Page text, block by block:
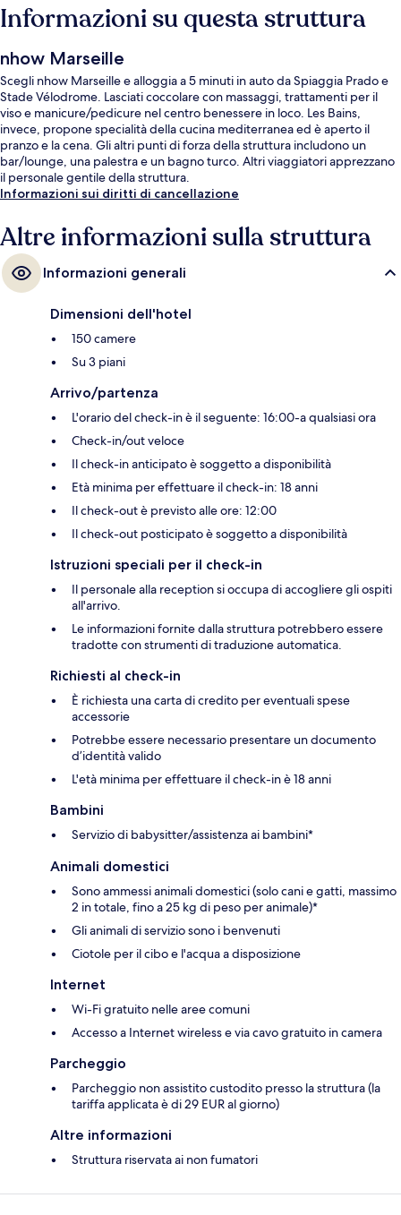
Informazioni su questa struttura
nhow Marseille
Scegli nhow Marseille e alloggia a 5 minuti in auto da Spiaggia Prado e
Stade Vélodrome. Lasciati coccolare con massaggi, trattamenti per il
viso e manicure/pedicure nel centro benessere in loco. Les Bains,
invece, propone specialità della cucina mediterranea ed è aperto il
pranzo e la cena. Gli altri punti di forza della struttura includono un
bar/lounge, una palestra e un bagno turco. Altri viaggiatori apprezzano
il personale gentile della struttura.
Informazioni sui diritti di cancellazione
Altre informazioni sulla struttura
Informazioni generali
Dimensioni dell'hotel
150 camere
Su 3 piani
Arrivo/partenza
L'orario del check-in è il seguente: 16:00-a qualsiasi ora
Check-in/out veloce
Il check-in anticipato è soggetto a disponibilità
Età minima per effettuare il check-in: 18 anni
Il check-out è previsto alle ore: 12:00
Il check-out posticipato è soggetto a disponibilità
Istruzioni speciali per il check-in
Il personale alla reception si occupa di accogliere gli ospiti
all'arrivo.
Le informazioni fornite dalla struttura potrebbero essere
tradotte con strumenti di traduzione automatica.
Richiesti al check-in
È richiesta una carta di credito per eventuali spese
accessorie
Potrebbe essere necessario presentare un documento
d’identità valido
L'età minima per effettuare il check-in è 18 anni
Bambini
Servizio di babysitter/assistenza ai bambini*
Animali domestici
Sono ammessi animali domestici (solo cani e gatti, massimo
2 in totale, fino a 25 kg di peso per animale)*
Gli animali di servizio sono i benvenuti
Ciotole per il cibo e l'acqua a disposizione
Internet
Wi-Fi gratuito nelle aree comuni
Accesso a Internet wireless e via cavo gratuito in camera
Parcheggio
Parcheggio non assistito custodito presso la struttura (la
tariffa applicata è di 29 EUR al giorno)
Altre informazioni
Struttura riservata ai non fumatori